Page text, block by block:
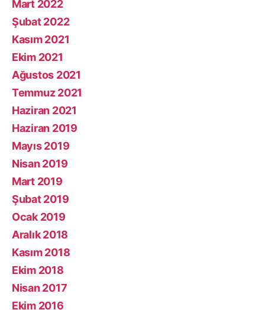
Mart 2022
Şubat 2022
Kasım 2021
Ekim 2021
Ağustos 2021
Temmuz 2021
Haziran 2021
Haziran 2019
Mayıs 2019
Nisan 2019
Mart 2019
Şubat 2019
Ocak 2019
Aralık 2018
Kasım 2018
Ekim 2018
Nisan 2017
Ekim 2016